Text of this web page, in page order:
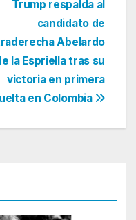
Trump respalda al
candidato de
Abelardo
la Espriella tras su
victoria en primera
en Colombia